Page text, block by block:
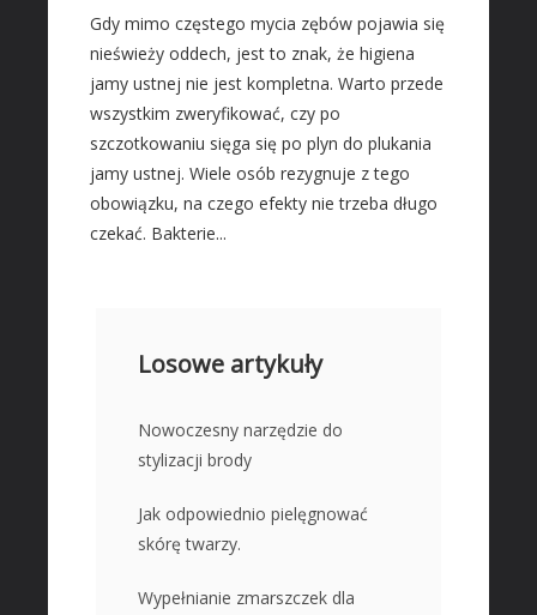
Gdy mimo częstego mycia zębów pojawia się
nieświeży oddech, jest to znak, że higiena
jamy ustnej nie jest kompletna. Warto przede
wszystkim zweryfikować, czy po
szczotkowaniu sięga się po plyn do plukania
jamy ustnej. Wiele osób rezygnuje z tego
obowiązku, na czego efekty nie trzeba długo
czekać. Bakterie...
Losowe artykuły
Nowoczesny narzędzie do
stylizacji brody
Jak odpowiednio pielęgnować
skórę twarzy.
Wypełnianie zmarszczek dla